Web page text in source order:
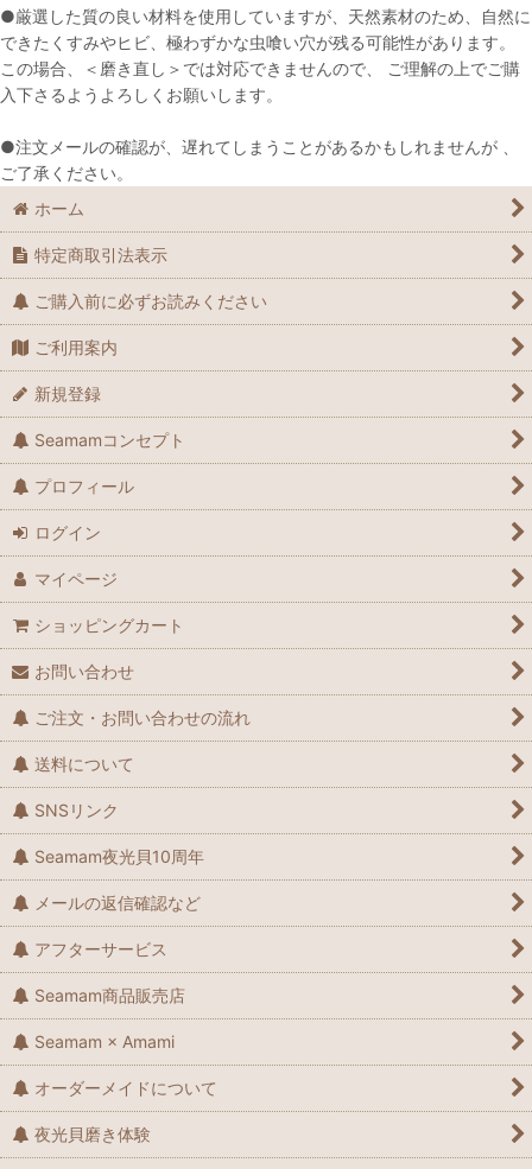
●厳選した質の良い材料を使用していますが、天然素材のため、自然に
できたくすみやヒビ、極わずかな虫喰い穴が残る可能性があります。
この場合、＜磨き直し＞では対応できませんので、 ご理解の上でご購
入下さるようよろしくお願いします。
●注文メールの確認が、遅れてしまうことがあるかもしれませんが 、
ご了承ください。
ホーム
特定商取引法表示
ご購入前に必ずお読みください
ご利用案内
新規登録
Seamamコンセプト
プロフィール
ログイン
マイページ
ショッピングカート
お問い合わせ
ご注文・お問い合わせの流れ
送料について
SNSリンク
Seamam夜光貝10周年
メールの返信確認など
アフターサービス
Seamam商品販売店
Seamam × Amami
オーダーメイドについて
夜光貝磨き体験